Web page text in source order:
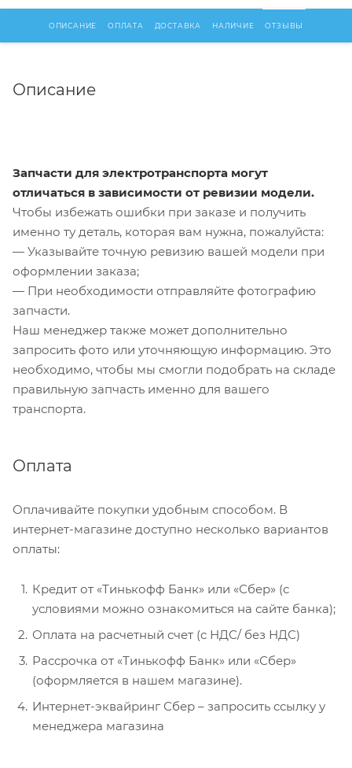
ОПИСАНИЕ ОПЛАТА ДОСТАВКА НАЛИЧИЕ ОТЗЫВЫ
Описание
Запчасти для электротранспорта могут
отличаться в зависимости от ревизии модели.
Чтобы избежать ошибки при заказе и получить
именно ту деталь, которая вам нужна, пожалуйста:
— Указывайте точную ревизию вашей модели при
оформлении заказа;
— При необходимости отправляйте фотографию
запчасти.
Наш менеджер также может дополнительно
запросить фото или уточняющую информацию. Это
необходимо, чтобы мы смогли подобрать на складе
правильную запчасть именно для вашего
транспорта.
Оплата
Оплачивайте покупки удобным способом. В
интернет-магазине доступно несколько вариантов
оплаты:
Кредит от «Тинькофф Банк» или «Сбер» (с
условиями можно ознакомиться на сайте банка);
Оплата на расчетный счет (с НДС/ без НДС)
Рассрочка от «Тинькофф Банк» или «Сбер»
(оформляется в нашем магазине).
Интернет-эквайринг Сбер – запросить ссылку у
менеджера магазина